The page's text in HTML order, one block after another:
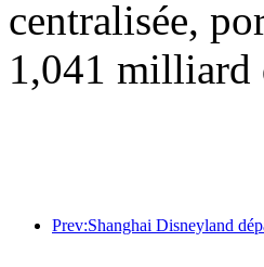
centralisée,
1,041 milliard